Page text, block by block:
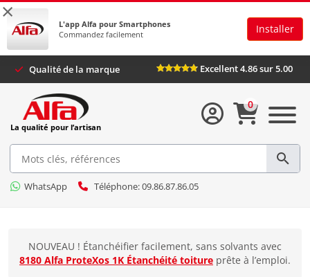
×
L'app Alfa pour Smartphones
Commandez facilement
Installer
Qualité de la marque Excellent 4.86 sur 5.00
La qualité pour l’artisan
WhatsApp Téléphone: 09.86.87.86.05
0
NOUVEAU ! Étanchéifier facilement, sans solvants avec
8180 Alfa ProteXos 1K Étanchéité toiture prête à l’emploi.